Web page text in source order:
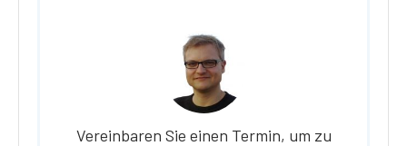
Vereinbaren Sie einen Termin, um zu